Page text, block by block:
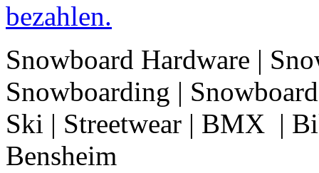
Snowboard Hardware |
Snowboarding |
Ski | Streetwear | BMX |
Bensheim